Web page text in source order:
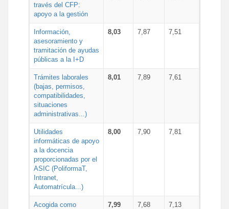
través del CFP:
apoyo a la gestión
Información,
asesoramiento y
tramitación de ayudas
públicas a la I+D
8,03 7,87 7,51
Trámites laborales
(bajas, permisos,
compatibilidades,
situaciones
administrativas...)
8,01 7,89 7,61
Utilidades
informáticas de apoyo
a la docencia
proporcionadas por el
ASIC (PoliformaT,
Intranet,
Automatrícula...)
8,00 7,90 7,81
Acogida como
7,99 7,68 7,13